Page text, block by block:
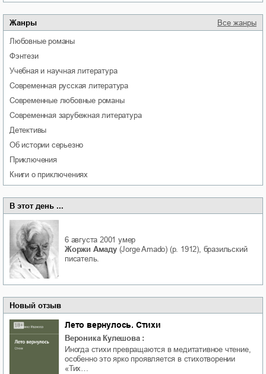
Жанры Все жанры
любовные романы
фэнтези
учебная и научная литература
современная русская литература
современные любовные романы
современная зарубежная литература
детективы
об истории серьезно
приключения
книги о приключениях
В этот день ...
6 августа 2001 умер
Жоржи Амаду(Jorge Amado) (р. 1912), бразильский
писатель.
Новый отзыв
Лето вернулось. Стихи
Вероника Кулешова :
Иногда стихи превращаются в медитативное чтение,
особенно это ярко проявляется в стихотворении
«Тих…